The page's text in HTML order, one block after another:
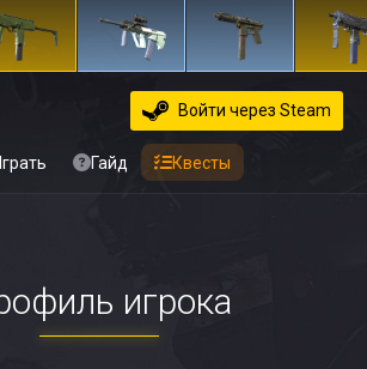
Гайд Квесты
Войти через Steam
игрока